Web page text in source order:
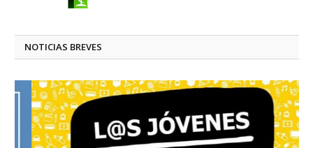
NOTICIAS BREVES